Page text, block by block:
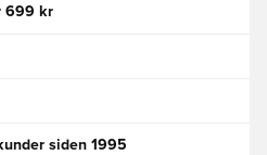
699 kr
siden 1995